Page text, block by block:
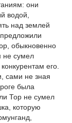
они
водой,
над землей
обыкновенно
не сумел
его.
сами не зная
была
Тор не сумел
которую